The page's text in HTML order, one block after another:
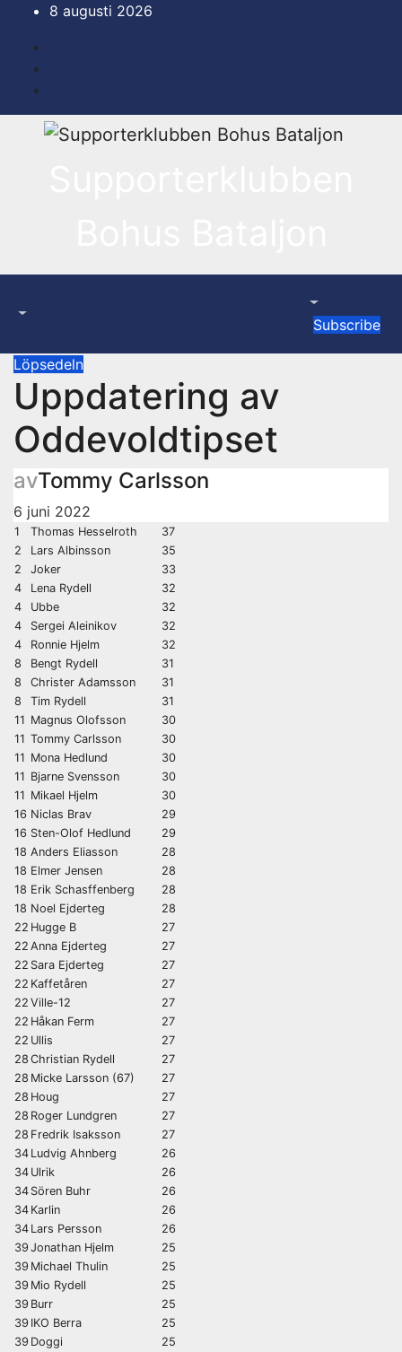
Hoppa
innehåll
8 augusti 2026
Subscribe
Löpsedeln
Uppdatering av
Oddevoldtipset
avTommy Carlsson
6 juni 2022
1 Thomas Hesselroth
37
2
Lars Albinsson
35
2
Joker
33
4
Lena Rydell
32
4
Ubbe
32
4
Sergei Aleinikov
32
4
Ronnie Hjelm
32
8
Bengt Rydell
31
8
Christer Adamsson
31
8
Tim Rydell
31
11 Magnus Olofsson
30
11 Tommy Carlsson
30
11 Mona Hedlund
30
11 Bjarne Svensson
30
11 Mikael Hjelm
30
16 Niclas Brav
29
16 Sten-Olof Hedlund
29
18 Anders Eliasson
28
18 Elmer Jensen
28
18 Erik Schasffenberg
28
18 Noel Ejderteg
28
22 Hugge B
27
22 Anna Ejderteg
27
22 Sara Ejderteg
27
22 Kaffetåren
27
22 Ville-12
27
22 Håkan Ferm
27
22 Ullis
27
28 Christian Rydell
27
28 Micke Larsson (67)
27
28 Houg
27
28 Roger Lundgren
27
28 Fredrik Isaksson
27
34 Ludvig Ahnberg
26
34 Ulrik
26
34 Sören Buhr
26
34 Karlin
26
34 Lars Persson
26
39 Jonathan Hjelm
25
39 Michael Thulin
25
39 Mio Rydell
25
39 Burr
25
39 IKO Berra
25
39 Doggi
25